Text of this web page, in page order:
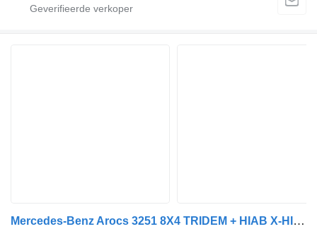
Mercedes-Benz Arocs 3251 8X4 TRIDEM + HIAB X-HIPRO 302 E-6 KRAAN/KRAN/CRANE/GR